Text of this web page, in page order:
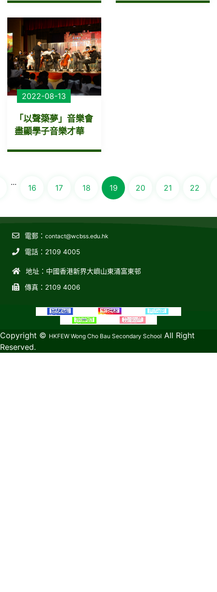
2022-08-13
「以聲築夢」音樂會
盡顯學子音樂才華
...
16 17 18 19 20 21 22
電郵： contact@wcbss.edu.hk
電話：2109 4005
地址：中國香港新界大嶼山東涌富東邨
傳真：2109 4006
教育傳媒集團 GoodSchool.hk
Copyright © HKFEW Wong Cho Bau Secondary School All Right
Reserved.